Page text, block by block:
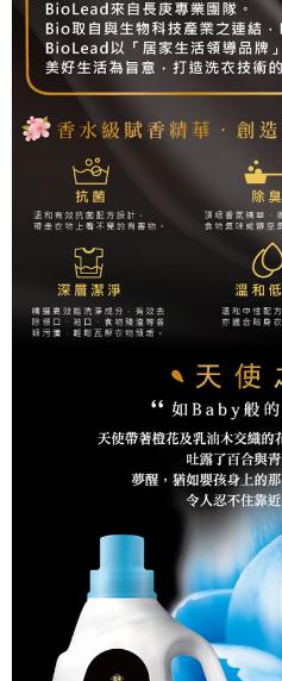
１．透過由恩沛科技股份有限公司提供
易，需依本服務之必要範圍內提供個人
權轉讓予恩沛科技股份有限公司。
２．關於個人資料處理事宜，請瀏覽以
https://aftee.tw/terms/#terms3
３．未成年的使用者請事先徵得法定代
「AFTEE先享後付」，若未經同意申辦
４．使用「AFTEE先享後付」時，將依
時審查核予不同之上限額度；若仍有
請求用戶進行身份認證。
５．嚴禁一人註冊多個帳號或使用他人
恩沛科技股份有限公司將有權停止該用